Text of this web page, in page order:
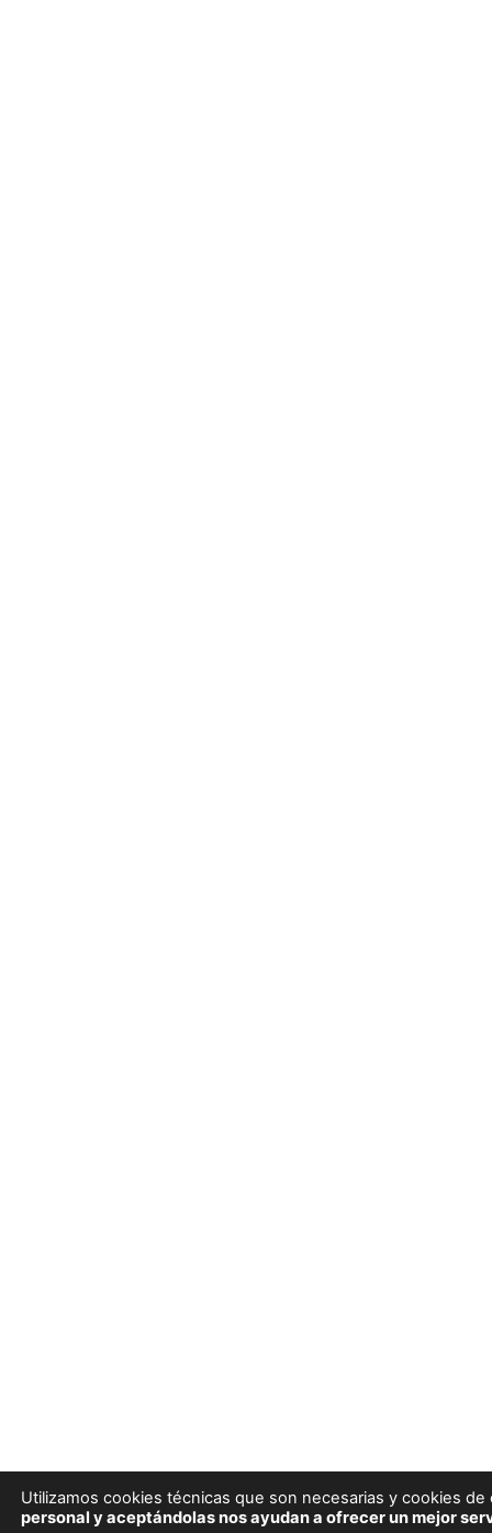
Utilizamos cookies técnicas que son necesarias y cookies
personal y aceptándolas nos ayudan a ofrecer un mejor